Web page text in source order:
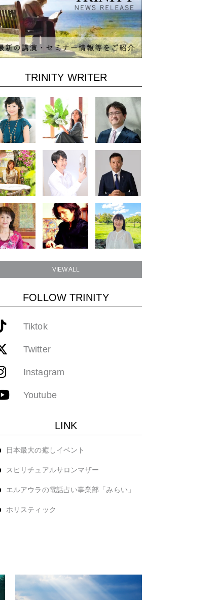
TRINITY WRITER
VIEW ALL
FOLLOW TRINITY
Tiktok
Twitter
Instagram
Youtube
LINK
日本最大の癒しイベント
スピリチュアルサロンマザー
エルアウラの電話占い事業部「みらい」
ホリスティック